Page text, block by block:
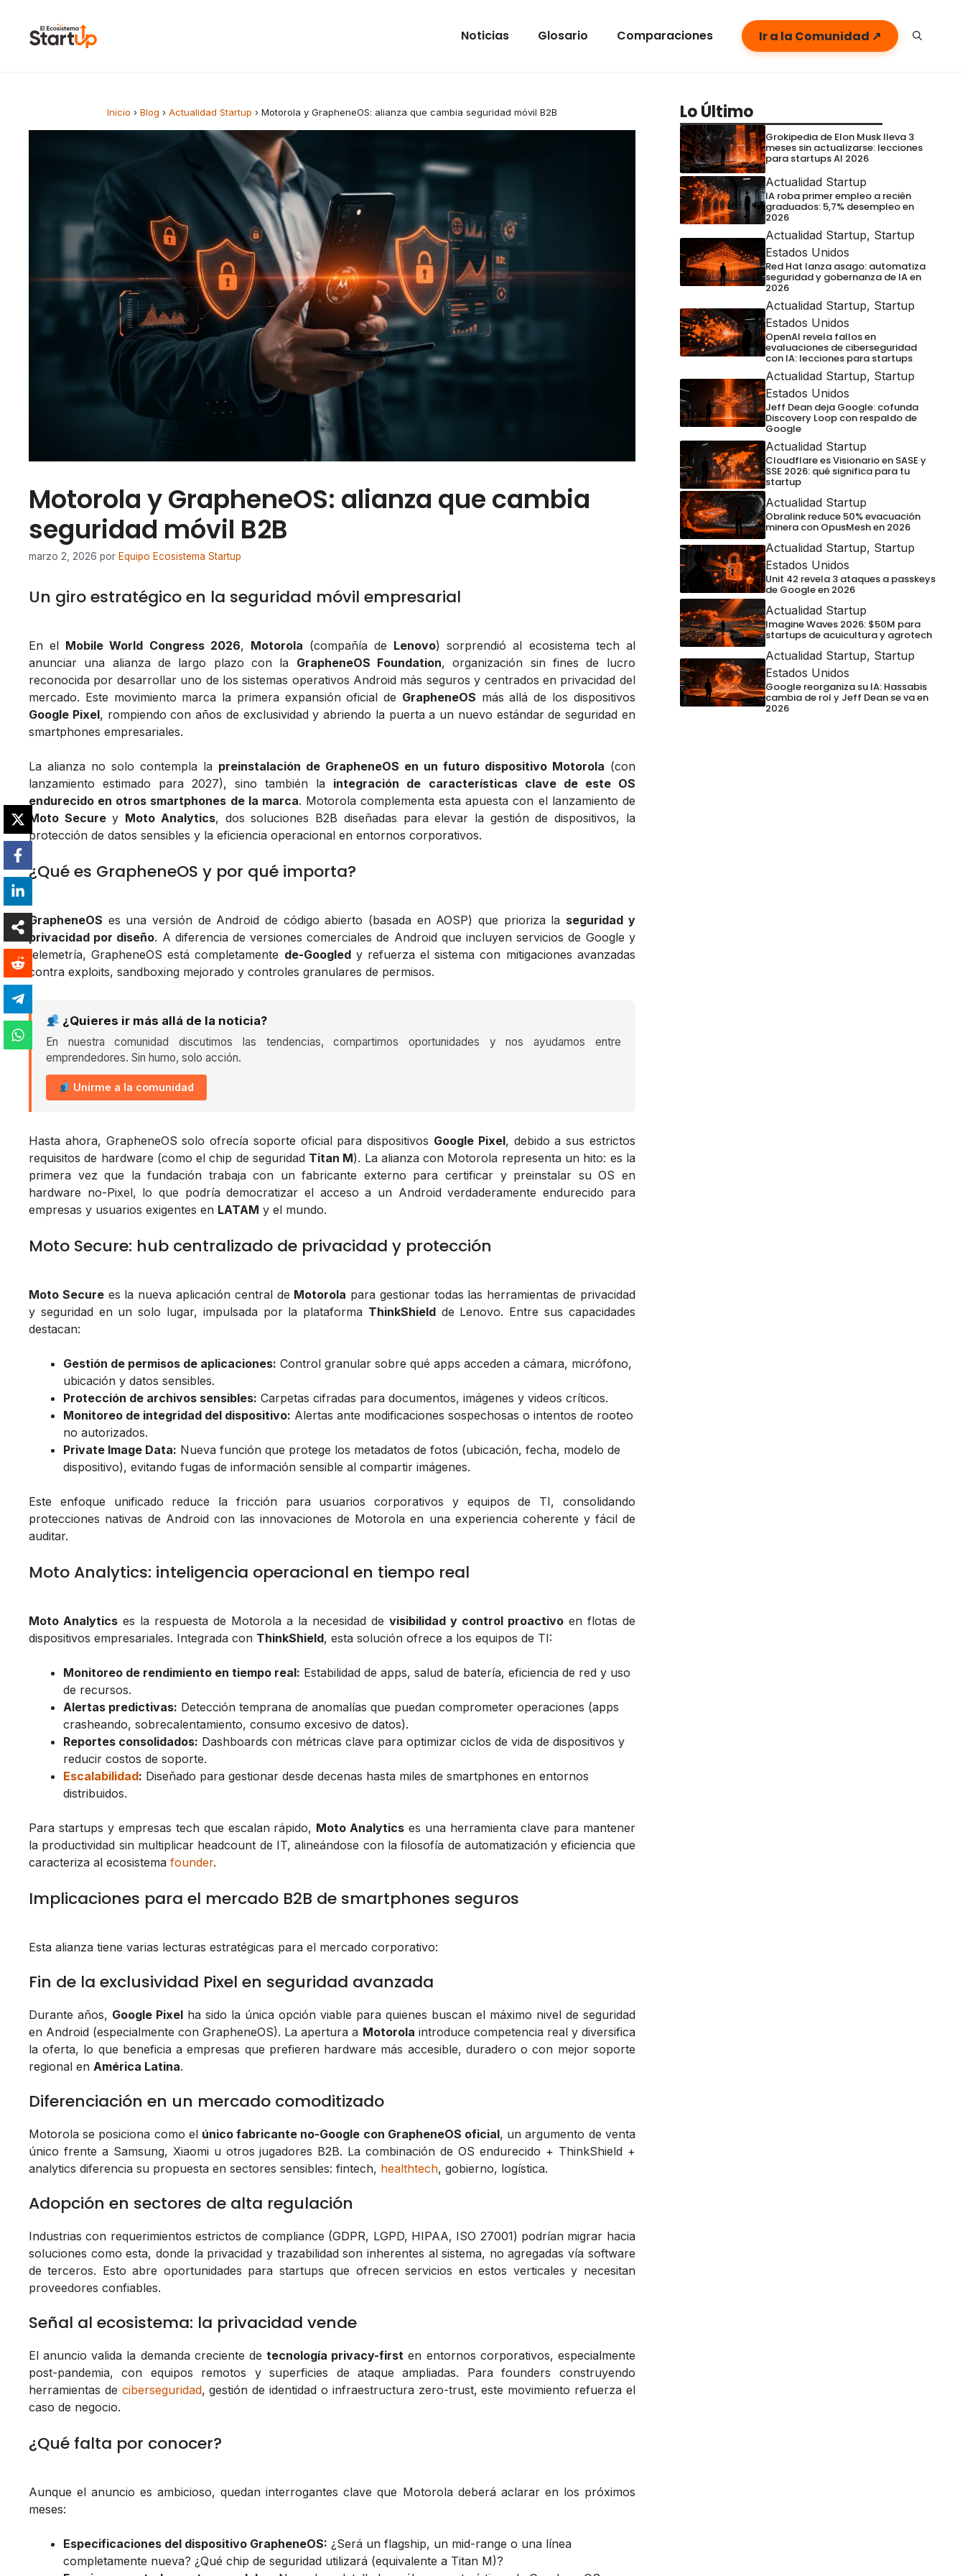
Noticias Glosario Comparaciones Ir a la Comunidad ↗
Inicio › Blog › Actualidad Startup › Motorola y GrapheneOS: alianza que cambia seguridad móvil B2B
Motorola y GrapheneOS: alianza que cambia
seguridad móvil B2B
marzo 2, 2026 por Equipo Ecosistema Startup
Un giro estratégico en la seguridad móvil empresarial
En el Mobile World Congress 2026, Motorola (compañía de Lenovo) sorprendió al ecosistema tech al
anunciar una alianza de largo plazo con la GrapheneOS Foundation, organización sin fines de lucro
reconocida por desarrollar uno de los sistemas operativos Android más seguros y centrados en privacidad del
mercado. Este movimiento marca la primera expansión oficial de GrapheneOS más allá de los dispositivos
Google Pixel, rompiendo con años de exclusividad y abriendo la puerta a un nuevo estándar de seguridad en
smartphones empresariales.
La alianza no solo contempla la preinstalación de GrapheneOS en un futuro dispositivo Motorola (con
lanzamiento estimado para 2027), sino también la integración de características clave de este OS
endurecido en otros smartphones de la marca. Motorola complementa esta apuesta con el lanzamiento de
Moto Securey Moto Analytics, dos soluciones B2B diseñadas para elevar la gestión de dispositivos, la
protección de datos sensibles y la eficiencia operacional en entornos corporativos.
¿Qué es GrapheneOS y por qué importa?
GrapheneOS es una versión de Android de código abierto (basada en AOSP) que prioriza la seguridad y
privacidad por diseño. A diferencia de versiones comerciales de Android que incluyen servicios de Google y
telemetría, GrapheneOS está completamente de-Googledy refuerza el sistema con mitigaciones avanzadas
contra exploits, sandboxing mejorado y controles granulares de permisos.
¿Quieres ir más allá de la noticia?
En nuestra comunidad discutimos las tendencias, compartimos oportunidades y nos ayudamos entre
emprendedores. Sin humo, solo acción.
Unirme a la comunidad
Hasta ahora, GrapheneOS solo ofrecía soporte oficial para dispositivos Google Pixel, debido a sus estrictos
requisitos de hardware (como el chip de seguridad Titan M). La alianza con Motorola representa un hito: es la
primera vez que la fundación trabaja con un fabricante externo para certificar y preinstalar su OS en
hardware no-Pixel, lo que podría democratizar el acceso a un Android verdaderamente endurecido para
empresas y usuarios exigentes en LATAM y el mundo.
Moto Secure: hub centralizado de privacidad y protección
Moto Securees la nueva aplicación central de Motorola para gestionar todas las herramientas de privacidad
y seguridad en un solo lugar, impulsada por la plataforma ThinkShieldde Lenovo. Entre sus capacidades
destacan:
Gestión de permisos de aplicaciones: Control granular sobre qué apps acceden a cámara, micrófono,
ubicación y datos sensibles.
Protección de archivos sensibles: Carpetas cifradas para documentos, imágenes y videos críticos.
Monitoreo de integridad del dispositivo: Alertas ante modificaciones sospechosas o intentos de rooteo
no autorizados.
Private Image Data: Nueva función que protege los metadatos de fotos (ubicación, fecha, modelo de
dispositivo), evitando fugas de información sensible al compartir imágenes.
Este enfoque unificado reduce la fricción para usuarios corporativos y equipos de TI, consolidando
protecciones nativas de Android con las innovaciones de Motorola en una experiencia coherente y fácil de
auditar.
Moto Analytics: inteligencia operacional en tiempo real
Moto Analytics es la respuesta de Motorola a la necesidad de visibilidad y control proactivoen flotas de
dispositivos empresariales. Integrada con ThinkShield, esta solución ofrece a los equipos de TI:
Monitoreo de rendimiento en tiempo real: Estabilidad de apps, salud de batería, eficiencia de red y uso
de recursos.
Alertas predictivas: Detección temprana de anomalías que puedan comprometer operaciones (apps
crasheando, sobrecalentamiento, consumo excesivo de datos).
Reportes consolidados: Dashboards con métricas clave para optimizar ciclos de vida de dispositivos y
reducir costos de soporte.
Escalabilidad: Diseñado para gestionar desde decenas hasta miles de smartphones en entornos
distribuidos.
Para startups y empresas tech que escalan rápido, Moto Analytics es una herramienta clave para mantener
la productividad sin multiplicar headcount de IT, alineándose con la filosofía de automatización y eficiencia que
caracteriza al ecosistema founder.
Implicaciones para el mercado B2B de smartphones seguros
Esta alianza tiene varias lecturas estratégicas para el mercado corporativo:
Fin de la exclusividad Pixel en seguridad avanzada
Durante años, Google Pixelha sido la única opción viable para quienes buscan el máximo nivel de seguridad
en Android (especialmente con GrapheneOS). La apertura a Motorola introduce competencia real y diversifica
la oferta, lo que beneficia a empresas que prefieren hardware más accesible, duradero o con mejor soporte
regional en América Latina.
Diferenciación en un mercado comoditizado
Motorola se posiciona como el único fabricante no-Google con GrapheneOS oficial, un argumento de venta
único frente a Samsung, Xiaomi u otros jugadores B2B. La combinación de OS endurecido + ThinkShield +
analytics diferencia su propuesta en sectores sensibles: fintech, healthtech, gobierno, logística.
Adopción en sectores de alta regulación
Industrias con requerimientos estrictos de compliance (GDPR, LGPD, HIPAA, ISO 27001) podrían migrar hacia
soluciones como esta, donde la privacidad y trazabilidad son inherentes al sistema, no agregadas vía software
de terceros. Esto abre oportunidades para startups que ofrecen servicios en estos verticales y necesitan
proveedores confiables.
Señal al ecosistema: la privacidad vende
El anuncio valida la demanda creciente detecnología privacy-first en entornos corporativos, especialmente
post-pandemia, con equipos remotos y superficies de ataque ampliadas. Para founders construyendo
herramientas de ciberseguridad, gestión de identidad o infraestructura zero-trust, este movimiento refuerza el
caso de negocio.
¿Qué falta por conocer?
Aunque el anuncio es ambicioso, quedan interrogantes clave que Motorola deberá aclarar en los próximos
meses:
Especificaciones del dispositivo GrapheneOS: ¿Será un flagship, un mid-range o una línea
completamente nueva? ¿Qué chip de seguridad utilizará (equivalente a Titan M)?
Lo Último
Grokipedia de Elon Musk lleva 3
meses sin actualizarse: lecciones
para startups AI 2026
Actualidad Startup
IA roba primer empleo a recién
graduados: 5,7% desempleo en
2026
Actualidad Startup, Startup
Estados Unidos
Red Hat lanza asago: automatiza
seguridad y gobernanza de IA en
2026
Actualidad Startup, Startup
Estados Unidos
OpenAI revela fallos en
evaluaciones de ciberseguridad
con IA: lecciones para startups
Actualidad Startup, Startup
Estados Unidos
Jeff Dean deja Google: cofunda
Discovery Loop con respaldo de
Google
Actualidad Startup
Cloudflare es Visionario en SASE y
SSE 2026: qué significa para tu
startup
Actualidad Startup
Obralink reduce 50% evacuación
minera con OpusMesh en 2026
Actualidad Startup, Startup
Estados Unidos
Unit 42 revela 3 ataques a passkeys
de Google en 2026
Actualidad Startup
Imagine Waves 2026: $50M para
startups de acuicultura y agrotech
Actualidad Startup, Startup
Estados Unidos
Google reorganiza su IA: Hassabis
cambia de rol y Jeff Dean se va en
2026